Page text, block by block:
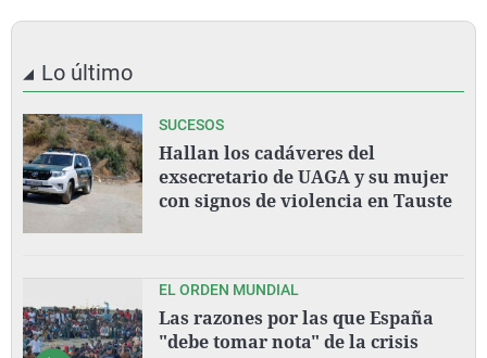
Lo último
SUCESOS
Hallan los cadáveres del
exsecretario de UAGA y su mujer
con signos de violencia en Tauste
EL ORDEN MUNDIAL
Las razones por las que España
"debe tomar nota" de la crisis